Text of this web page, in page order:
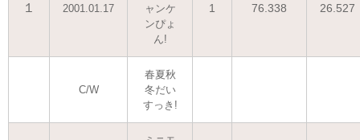
１ 2001.01.17
ャンケ
ンぴょ
ん!
1 76.338 26.527
C/W
春夏秋
冬だい
すっき!